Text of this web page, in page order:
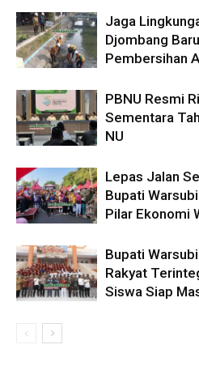
Jaga
Djombang
Pembersihan
PBNU Resmi
Sementara
NU
Lepas Jalan
Bupati
Pilar Ekonomi
Bupati
Rakyat
Siswa Siap